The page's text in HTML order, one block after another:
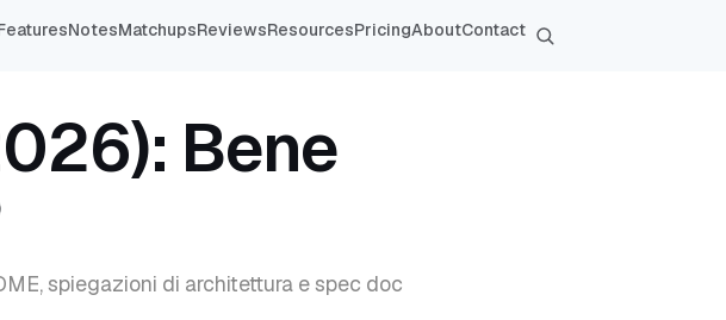
Bene
spiegazioni di architettura e spec doc
NotesMatchupsReviewsResourcesPricingAboutContact